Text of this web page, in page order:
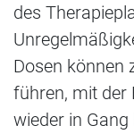
des
Dosen können
führen, mit der
wieder in